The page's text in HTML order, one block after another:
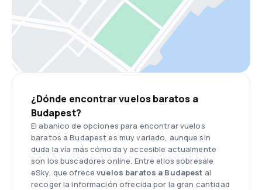
¿Dónde encontrar vuelos baratos a
Budapest?
El abanico de opciones para encontrar vuelos
baratos a Budapest es muy variado, aunque sin
duda la vía más cómoda y accesible actualmente
son los buscadores online. Entre ellos sobresale
eSky, que ofrecevuelos baratos a Budapest al
recoger la información ofrecida por la gran cantidad